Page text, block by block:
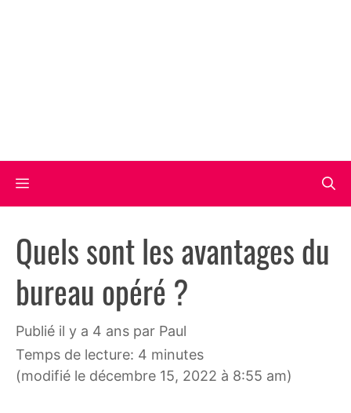
Menu
Quels sont les avantages du
bureau opéré ?
publié il y a 4 ans par Paul
Temps de lecture: 4 minutes
(modifié le décembre 15, 2022 à 8:55 am)